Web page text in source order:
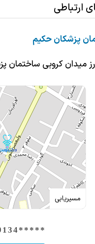
ارتباطی
پزشکان حکیم
میدان کروبی ساختمان
مسیریابی
*****09134